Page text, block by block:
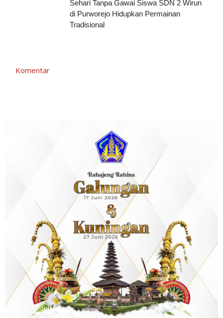
Sehari Tanpa Gawai Siswa SDN 2 Wirun
di Purworejo Hidupkan Permainan
Tradisional
Komentar